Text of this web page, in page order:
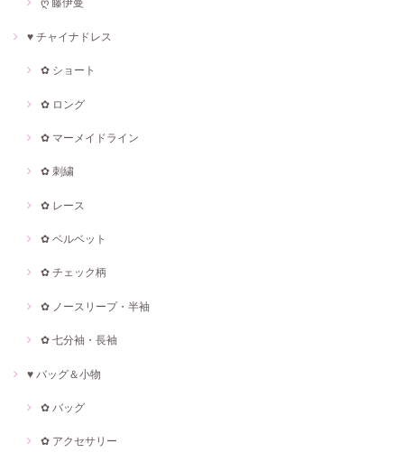
♥ チャイナドレス
✿ ショート
✿ ロング
✿ マーメイドライン
✿ 刺繍
✿ レース
✿ ベルベット
✿ チェック柄
✿ ノースリープ・半袖
✿ 七分袖・長袖
♥ バッグ＆小物
✿ バッグ
✿ アクセサリー